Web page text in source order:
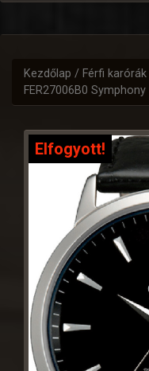
Kezdőlap / Férfi karórák
FER27006B0 Symphony
Elfogyott!